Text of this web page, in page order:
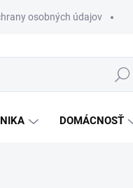
osobných údajov
Hľadať
DOMÁCNOSŤ